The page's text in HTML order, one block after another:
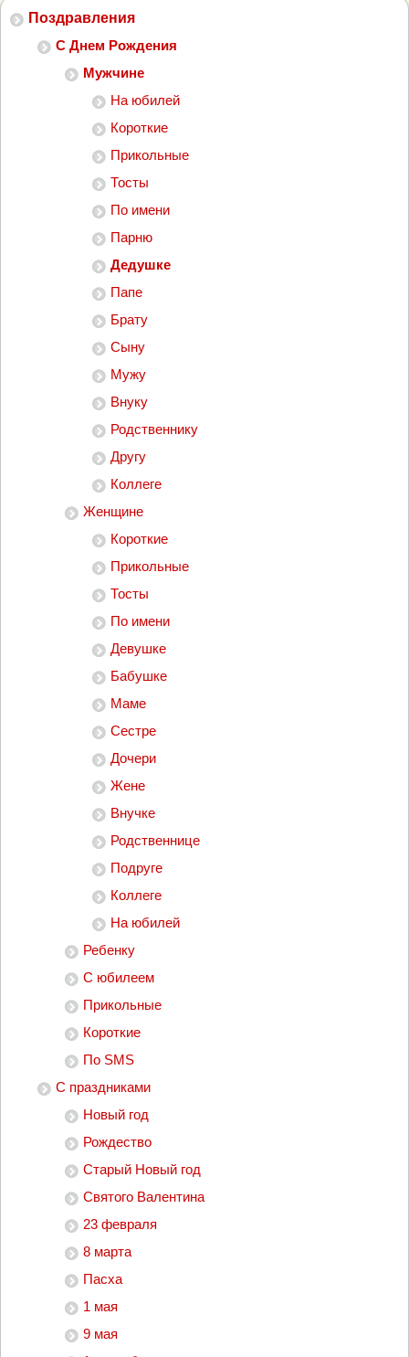
Поздравления
С Днем Рождения
Мужчине
На юбилей
Короткие
Прикольные
Тосты
По имени
Парню
Дедушке
Папе
Брату
Сыну
Мужу
Внуку
Родственнику
Другу
Коллеге
Женщине
Короткие
Прикольные
Тосты
По имени
Девушке
Бабушке
Маме
Сестре
Дочери
Жене
Внучке
Родственнице
Подруге
Коллеге
На юбилей
Ребенку
С юбилеем
Прикольные
Короткие
По SMS
С праздниками
Новый год
Рождество
Старый Новый год
Святого Валентина
23 февраля
8 марта
Пасха
1 мая
9 мая